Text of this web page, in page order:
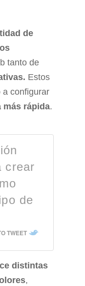
de
tanto de
Estos
a configurar
más rápida.
crear
de
TWEET
distintas
,